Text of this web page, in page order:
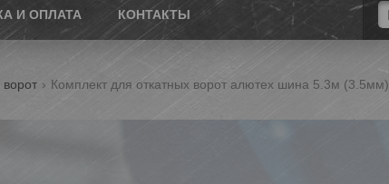
И ОПЛАТА КОНТАКТЫ
Комплект для откатных ворот алютех шина 5.3м (3.5мм)